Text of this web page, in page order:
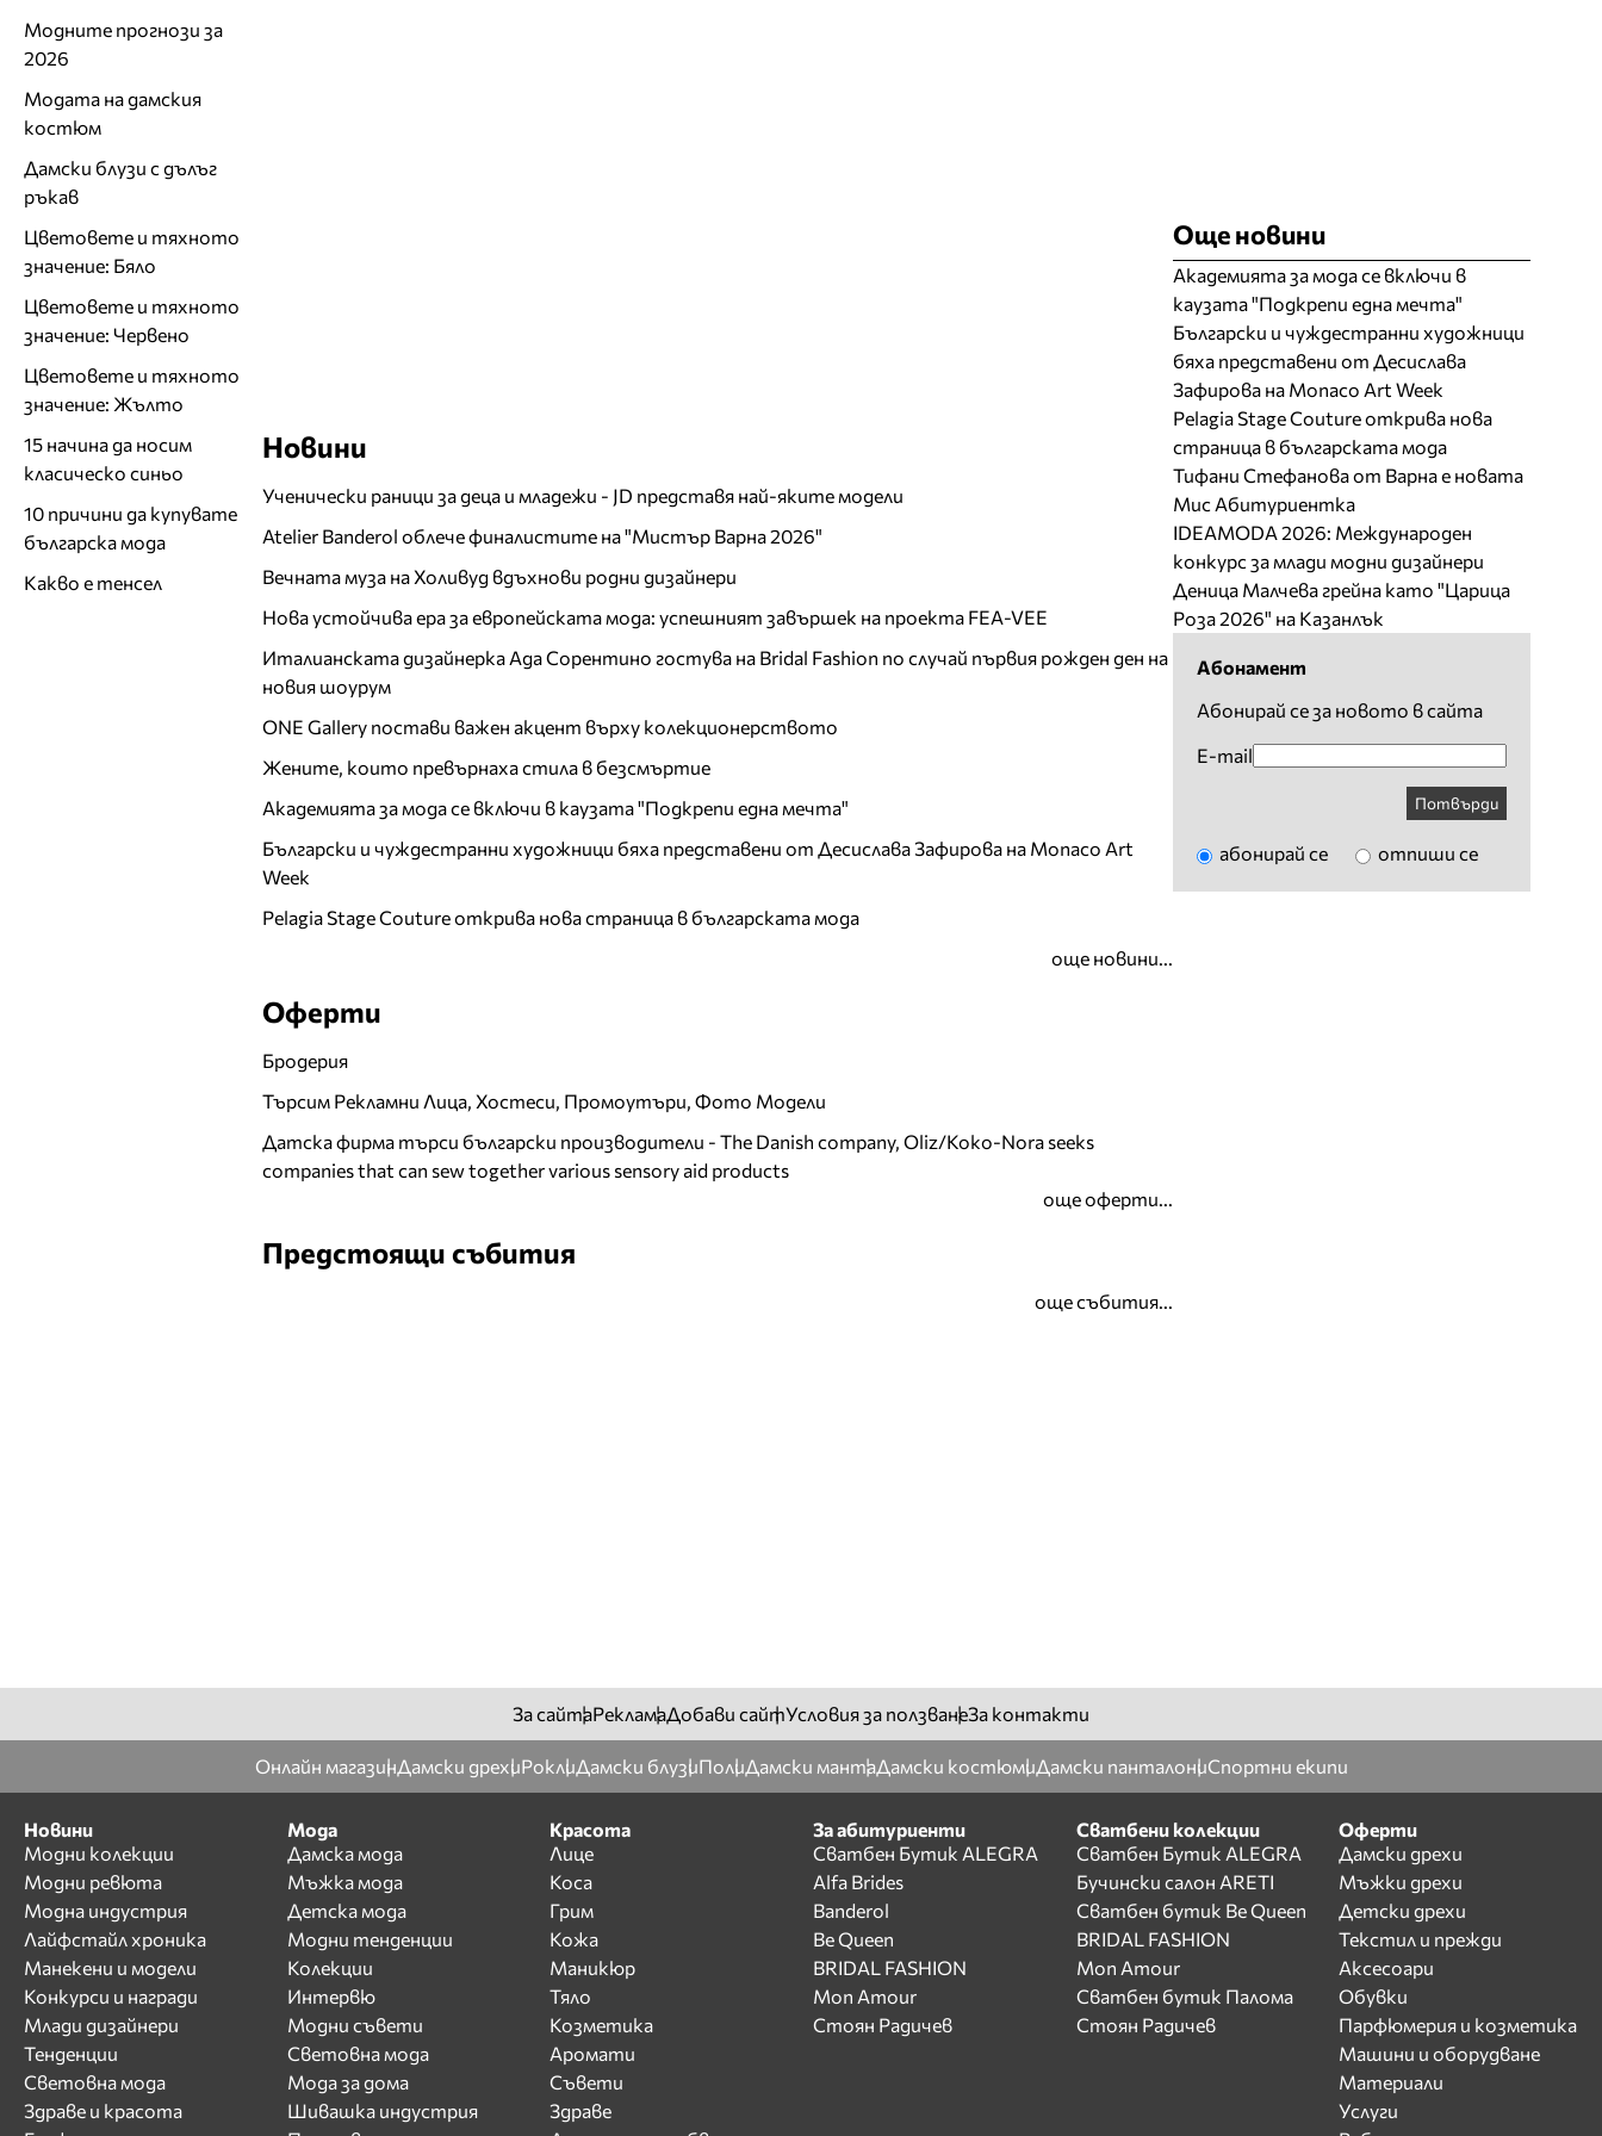
Новини
Ученически раници за деца и младежи - JD представя най-яките модели
Atelier Banderol облече финалистите на "Мистър Варна 2026"
Вечната муза на Холивуд вдъхнови родни дизайнери
Нова устойчива ера за европейската мода: успешният завършек на проекта FEA-VEE
Италианската дизайнерка Ада Сорентино гостува на Bridal Fashion по случай първия рожден ден на
новия шоурум
ONE Gallery постави важен акцент върху колекционерството
Жените, които превърнаха стила в безсмъртие
Академията за мода се включи в каузата "Подкрепи една мечта"
Български и чуждестранни художници бяха представени от Десислава Зафирова на Monaco Art
Week
Pelagia Stage Couture открива нова страница в българската мода
още новини...
Оферти
Бродерия
Търсим Рекламни Лица, Хостеси, Промоутъри, Фото Модели
Датска фирма търси български производители - The Danish company, Oliz/Koko-Nora seeks
companies that can sew together various sensory aid products
още оферти...
Предстоящи събития
още събития...
Модните прогнози за
2026
Модата на дамския
костюм
Дамски блузи с дълъг
ръкав
Цветовете и тяхното
значение: Бяло
Цветовете и тяхното
значение: Червено
Цветовете и тяхното
значение: Жълто
15 начина да носим
класическо синьо
10 причини да купувате
българска мода
Какво е тенсел
Още новини
Академията за мода се включи в
каузата "Подкрепи една мечта"
Български и чуждестранни художници
бяха представени от Десислава
Зафирова на Monaco Art Week
Pelagia Stage Couture открива нова
страница в българската мода
Тифани Стефанова от Варна е новата
Мис Абитуриентка
IDEAMODA 2026: Международен
конкурс за млади модни дизайнери
Деница Малчева грейна като "Царица
Роза 2026" на Казанлък
Абонамент
Абонирай се за новото в сайта
E-mail
Потвърди
абонирай се отпиши се
За сайтаРекламаДобави сайтУсловия за ползванеЗа контакти
Онлайн магазинДамски дрехиРоклиДамски блузиПолиДамски мантаДамски костюмиДамски панталониСпортни екипи
Новини
Модни колекции
Модни ревюта
Модна индустрия
Лайфстайл хроника
Манекени и модели
Конкурси и награди
Млади дизайнери
Тенденции
Световна мода
Здраве и красота
Мода
Дамска мода
Мъжка мода
Детска мода
Модни тенденции
Колекции
Интервю
Модни съвети
Световна мода
Мода за дома
Шивашка индустрия
Красота
Лице
Коса
Грим
Кожа
Маникюр
Тяло
Козметика
Аромати
Съвети
Здраве
За абитуриенти
Сватбен Бутик ALEGRA
Alfa Brides
Banderol
Be Queen
BRIDAL FASHION
Mon Amour
Стоян Радичев
Сватбени колекции
Сватбен Бутик ALEGRA
Бучински салон ARETI
Сватбен бутик Be Queen
BRIDAL FASHION
Mon Amour
Сватбен бутик Палома
Стоян Радичев
Оферти
Дамски дрехи
Мъжки дрехи
Детски дрехи
Текстил и прежди
Аксесоари
Обувки
Парфюмерия и козметика
Машини и оборудване
Материали
Услуги